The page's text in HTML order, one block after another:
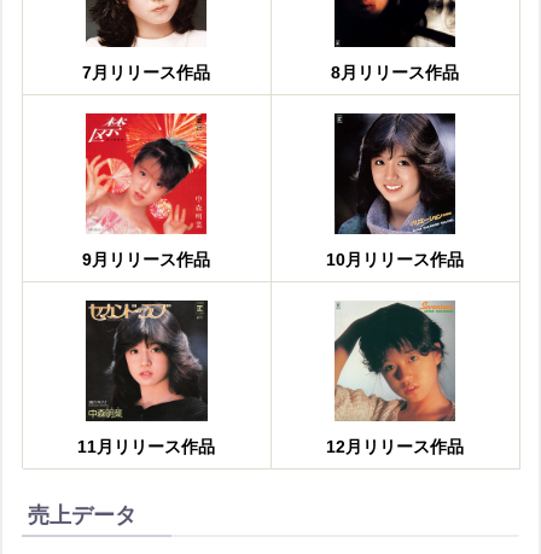
7月リリース作品 8月リリース作品
9月リリース作品 10月リリース作品
11月リリース作品 12月リリース作品
売上データ